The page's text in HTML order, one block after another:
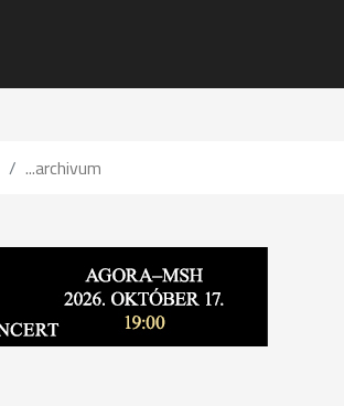
...archivum